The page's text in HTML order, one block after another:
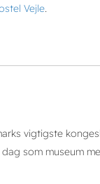
Vejle.
vigtigste
som museum